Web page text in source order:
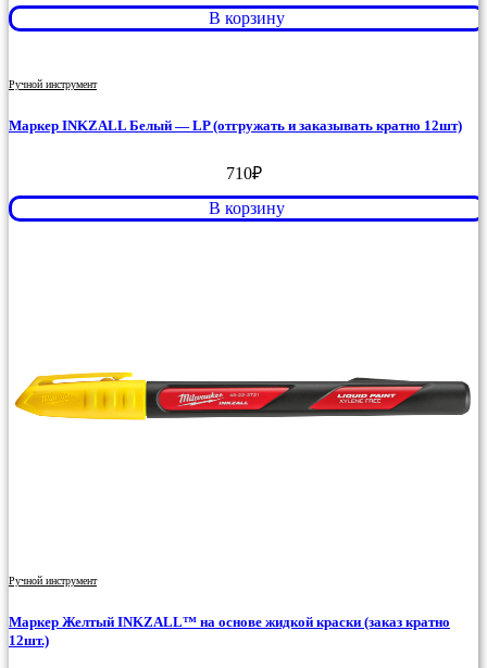
В корзину
Ручной инструмент
Маркер INKZALL Белый — LP (отгружать и заказывать кратно 12шт)
710₽
В корзину
Ручной инструмент
Маркер Желтый INKZALL™ на основе жидкой краски (заказ кратно
12шт.)